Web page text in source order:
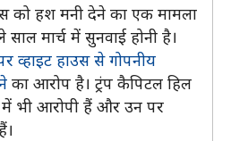
को हश मनी देने का एक मामला
मार्च में सुनवाई होनी है।
व्हाइट हाउस से गोपनीय
का आरोप है। ट्रंप कैपिटल हिल
भी आरोपी हैं और उन पर